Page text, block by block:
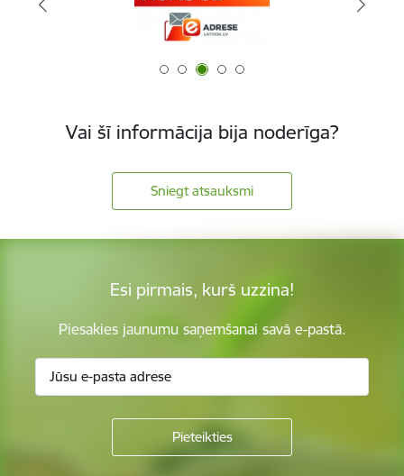
Vai šī informācija bija noderīga?
Sniegt atsauksmi
Esi pirmais, kurš uzzina!
Piesakies jaunumu saņemšanai savā e-pastā.